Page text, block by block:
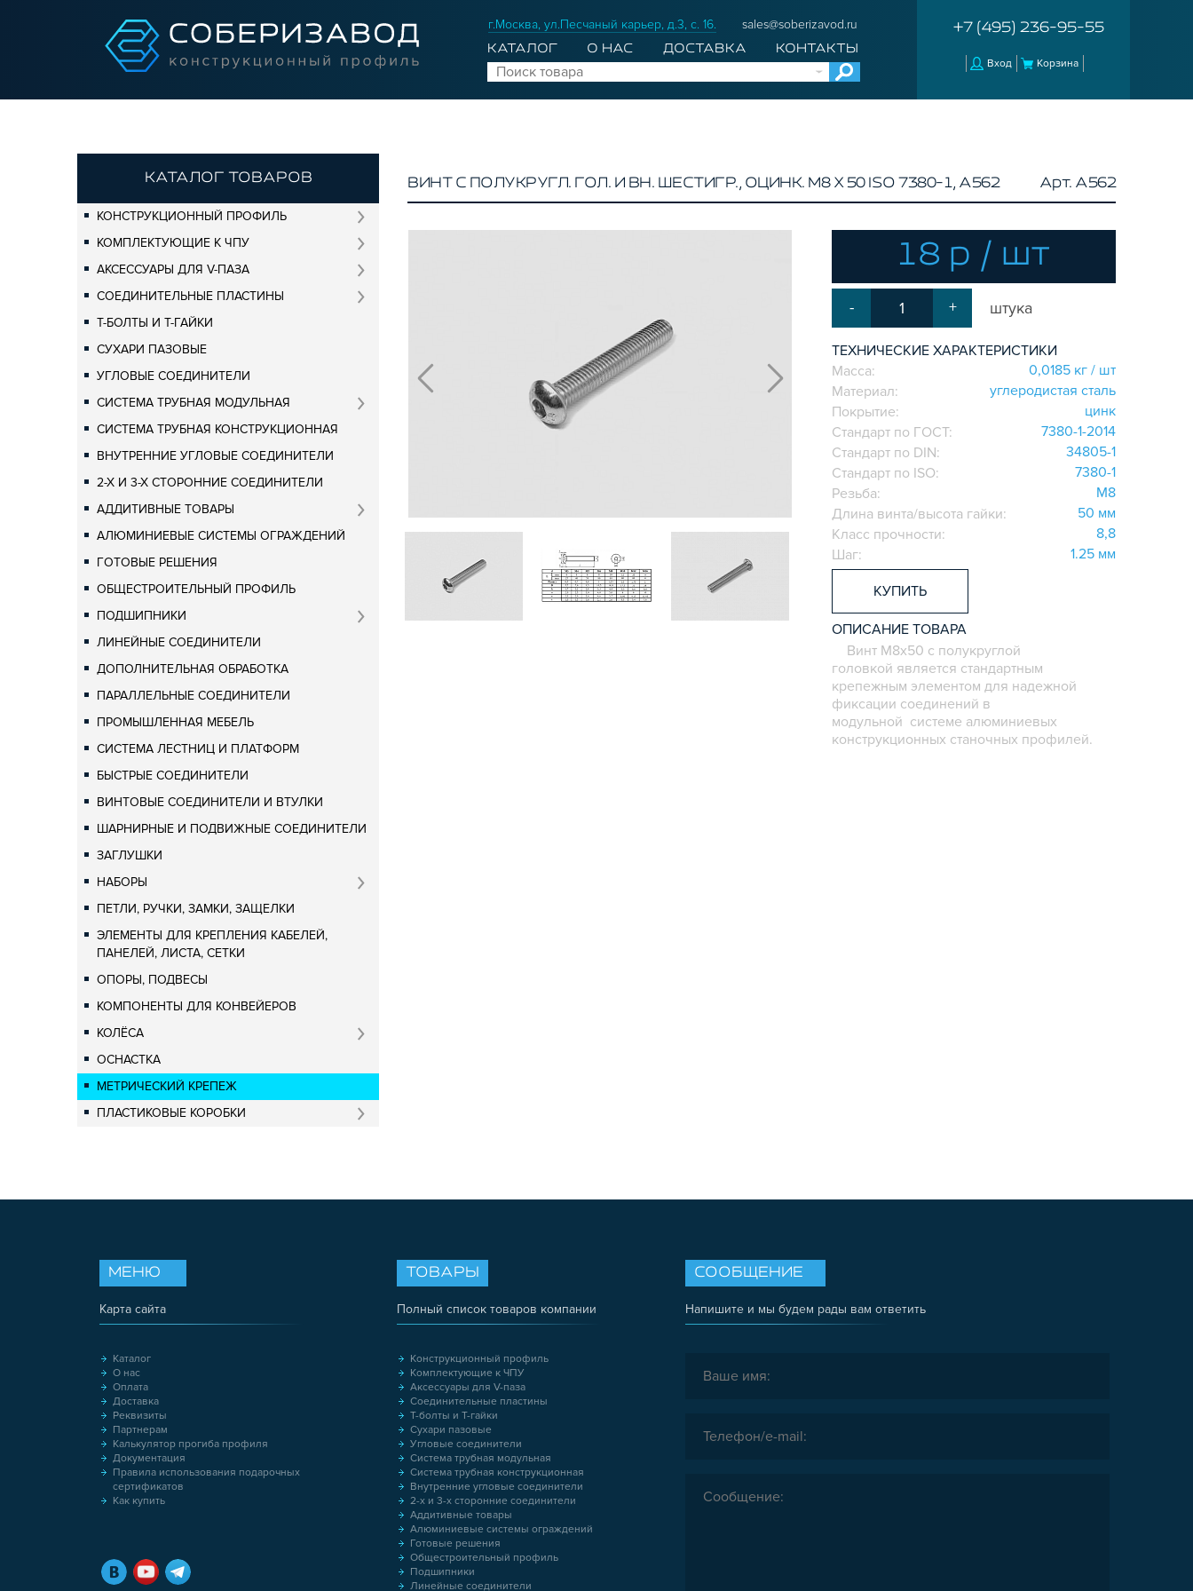
г.Москва, ул.Песчаный карьер, д.3, с. 16. sales@soberizavod.ru
КАТАЛОГ О НАС ДОСТАВКА КОНТАКТЫ
+7 (495) 236-95-55
Вход Корзина
КАТАЛОГ ТОВАРОВ
КОНСТРУКЦИОННЫЙ ПРОФИЛЬ
КОМПЛЕКТУЮЩИЕ К ЧПУ
АКСЕССУАРЫ ДЛЯ V-ПАЗА
СОЕДИНИТЕЛЬНЫЕ ПЛАСТИНЫ
Т-БОЛТЫ И Т-ГАЙКИ
СУХАРИ ПАЗОВЫЕ
УГЛОВЫЕ СОЕДИНИТЕЛИ
СИСТЕМА ТРУБНАЯ МОДУЛЬНАЯ
СИСТЕМА ТРУБНАЯ КОНСТРУКЦИОННАЯ
ВНУТРЕННИЕ УГЛОВЫЕ СОЕДИНИТЕЛИ
2-Х И 3-Х СТОРОННИЕ СОЕДИНИТЕЛИ
АДДИТИВНЫЕ ТОВАРЫ
АЛЮМИНИЕВЫЕ СИСТЕМЫ ОГРАЖДЕНИЙ
ГОТОВЫЕ РЕШЕНИЯ
ОБЩЕСТРОИТЕЛЬНЫЙ ПРОФИЛЬ
ПОДШИПНИКИ
ЛИНЕЙНЫЕ СОЕДИНИТЕЛИ
ДОПОЛНИТЕЛЬНАЯ ОБРАБОТКА
ПАРАЛЛЕЛЬНЫЕ СОЕДИНИТЕЛИ
ПРОМЫШЛЕННАЯ МЕБЕЛЬ
СИСТЕМА ЛЕСТНИЦ И ПЛАТФОРМ
БЫСТРЫЕ СОЕДИНИТЕЛИ
ВИНТОВЫЕ СОЕДИНИТЕЛИ И ВТУЛКИ
ШАРНИРНЫЕ И ПОДВИЖНЫЕ СОЕДИНИТЕЛИ
ЗАГЛУШКИ
НАБОРЫ
ПЕТЛИ, РУЧКИ, ЗАМКИ, ЗАЩЕЛКИ
ЭЛЕМЕНТЫ ДЛЯ КРЕПЛЕНИЯ КАБЕЛЕЙ,
ПАНЕЛЕЙ, ЛИСТА, СЕТКИ
ОПОРЫ, ПОДВЕСЫ
КОМПОНЕНТЫ ДЛЯ КОНВЕЙЕРОВ
КОЛЁСА
ОСНАСТКА
МЕТРИЧЕСКИЙ КРЕПЕЖ
ПЛАСТИКОВЫЕ КОРОБКИ
ВИНТ С ПОЛУКРУГЛ. ГОЛ. И ВН. ШЕСТИГР., ОЦИНК. М8 Х 50 ISO 7380-1, A562 Арт. A562
18 р / шт
- + штука
ТЕХНИЧЕСКИЕ ХАРАКТЕРИСТИКИ
Масса:
0,0185 кг / шт
Материал:
углеродистая сталь
Покрытие:
цинк
Стандарт по ГОСТ:
7380-1-2014
Стандарт по DIN:
34805-1
Стандарт по ISO:
7380-1
Резьба:
M8
Длина винта/высота гайки:
50 мм
Класс прочности:
8,8
Шаг:
1.25 мм
КУПИТЬ
ОПИСАНИЕ ТОВАРА
Винт M8х50 с полукруглой
головкой является стандартным
крепежным элементом для надежной
фиксации соединений в
модульной системе алюминиевых
конструкционных станочных профилей.
СООБЩЕНИЕ
Напишите и мы будем рады вам ответить
ТОВАРЫ
Полный список товаров компании
Конструкционный профиль
Комплектующие к ЧПУ
Аксессуары для V-паза
Соединительные пластины
Т-болты и Т-гайки
Сухари пазовые
Угловые соединители
Система трубная модульная
Система трубная конструкционная
Внутренние угловые соединители
2-х и 3-х сторонние соединители
Аддитивные товары
Алюминиевые системы ограждений
Готовые решения
Общестроительный профиль
Подшипники
Линейные соединители
МЕНЮ
Карта сайта
Каталог
О нас
Оплата
Доставка
Реквизиты
Партнерам
Калькулятор прогиба профиля
Документация
Правила использования подарочных
сертификатов
Как купить